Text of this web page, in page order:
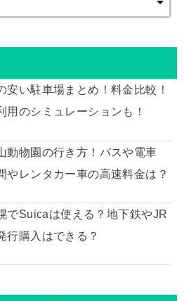
安い駐車場まとめ！料金比較！
用のシミュレーションも！
動物園の行き方！バスや電車
やレンタカー車の高速料金は？
でSuicaは使える？地下鉄やJR
行購入はできる？